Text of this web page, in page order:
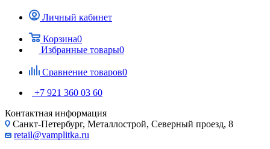
Личный кабинет
Корзина0
Избранные товары0
Сравнение товаров0
+7 921 360 03 60
Контактная информация
Санкт-Петербург, Металлострой, Северный проезд, 8
retail@vamplitka.ru